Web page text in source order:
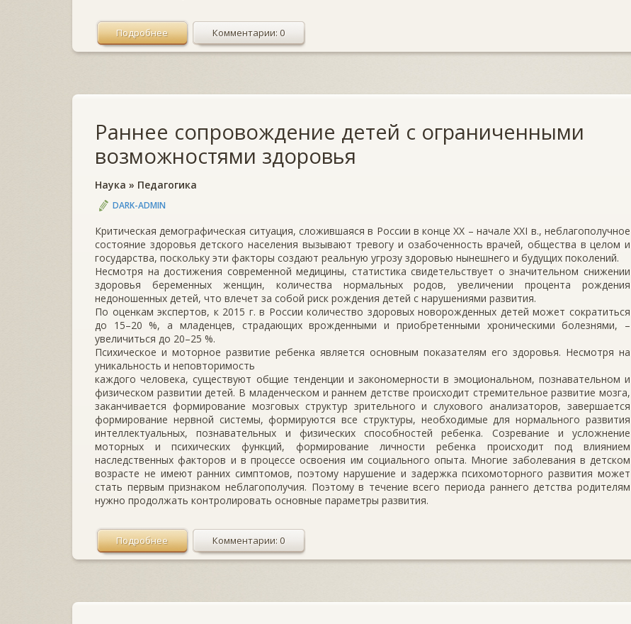
Подробнее Комментарии: 0
Раннее сопровождение детей с ограниченными
возможностями здоровья
Наука » Педагогика
DARK-ADMIN
Критическая демографическая ситуация, сложившаяся в России в конце XX – начале XXI в., неблагополучное
состояние здоровья детского населения вызывают тревогу и озабоченность врачей, общества в целом и
государства, поскольку эти факторы создают реальную угрозу здоровью нынешнего и будущих поколений.
Несмотря на достижения современной медицины, статистика свидетельствует о значительном снижении
здоровья беременных женщин, количества нормальных родов, увеличении процента рождения
недоношенных детей, что влечет за собой риск рождения детей с нарушениями развития.
По оценкам экспертов, к 2015 г. в России количество здоровых новорожденных детей может сократиться
до 15–20 %, а младенцев, страдающих врожденными и приобретенными хроническими болезнями, –
увеличиться до 20–25 %.
Психическое и моторное развитие ребенка является основным показателям его здоровья. Несмотря на
уникальность и неповторимость
каждого человека, существуют общие тенденции и закономерности в эмоциональном, познавательном и
физическом развитии детей. В младенческом и раннем детстве происходит стремительное развитие мозга,
заканчивается формирование мозговых структур зрительного и слухового анализаторов, завершается
формирование нервной системы, формируются все структуры, необходимые для нормального развития
интеллектуальных, познавательных и физических способностей ребенка. Созревание и усложнение
моторных и психических функций, формирование личности ребенка происходит под влиянием
наследственных факторов и в процессе освоения им социального опыта. Многие заболевания в детском
возрасте не имеют ранних симптомов, поэтому нарушение и задержка психомоторного развития может
стать первым признаком неблагополучия. Поэтому в течение всего периода раннего детства родителям
нужно продолжать контролировать основные параметры развития.
Подробнее Комментарии: 0